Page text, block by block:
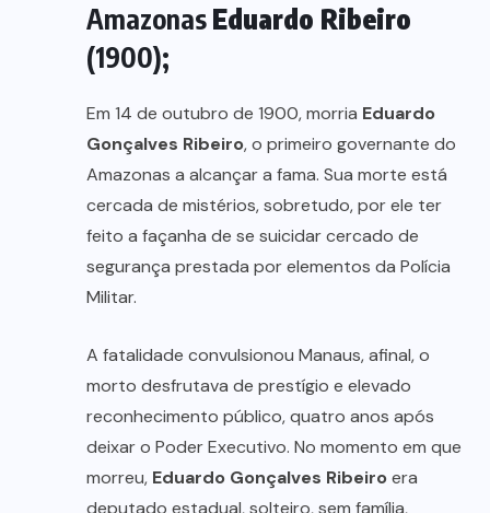
AmazonasEduardo Ribeiro
(1900);
Em 14 de outubro de 1900, morria Eduardo
Gonçalves Ribeiro, o primeiro governante do
Amazonas a alcançar a fama. Sua morte está
cercada de mistérios, sobretudo, por ele ter
feito a façanha de se suicidar cercado de
segurança prestada por elementos da Polícia
Militar.
A fatalidade convulsionou Manaus, afinal, o
morto desfrutava de prestígio e elevado
reconhecimento público, quatro anos após
deixar o Poder Executivo. No momento em que
morreu, Eduardo Gonçalves Ribeiroera